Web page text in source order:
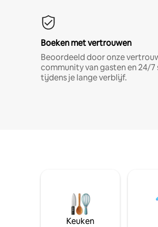
Boeken met vertrouwen
Beoordeeld door onze
community van gasten en 24/
tijdens je lange verblijf.
Keuken